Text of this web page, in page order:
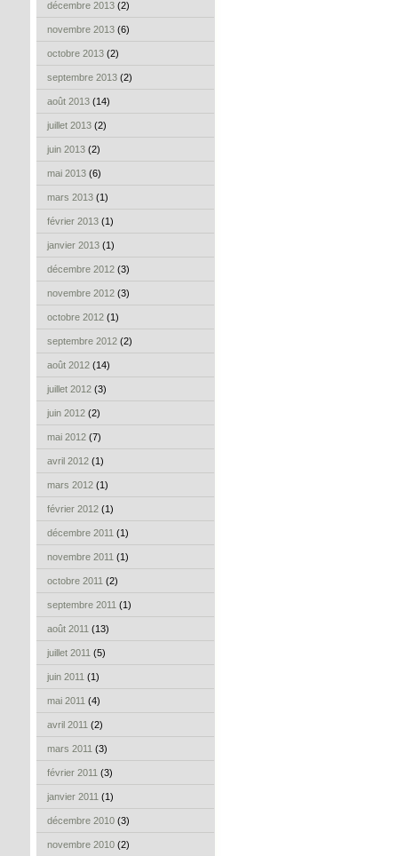
décembre 2013 (2)
novembre 2013 (6)
octobre 2013 (2)
septembre 2013 (2)
août 2013 (14)
juillet 2013 (2)
juin 2013 (2)
mai 2013 (6)
mars 2013 (1)
février 2013 (1)
janvier 2013 (1)
décembre 2012 (3)
novembre 2012 (3)
octobre 2012 (1)
septembre 2012 (2)
août 2012 (14)
juillet 2012 (3)
juin 2012 (2)
mai 2012 (7)
avril 2012 (1)
mars 2012 (1)
février 2012 (1)
décembre 2011 (1)
novembre 2011 (1)
octobre 2011 (2)
septembre 2011 (1)
août 2011 (13)
juillet 2011 (5)
juin 2011 (1)
mai 2011 (4)
avril 2011 (2)
mars 2011 (3)
février 2011 (3)
janvier 2011 (1)
décembre 2010 (3)
novembre 2010 (2)